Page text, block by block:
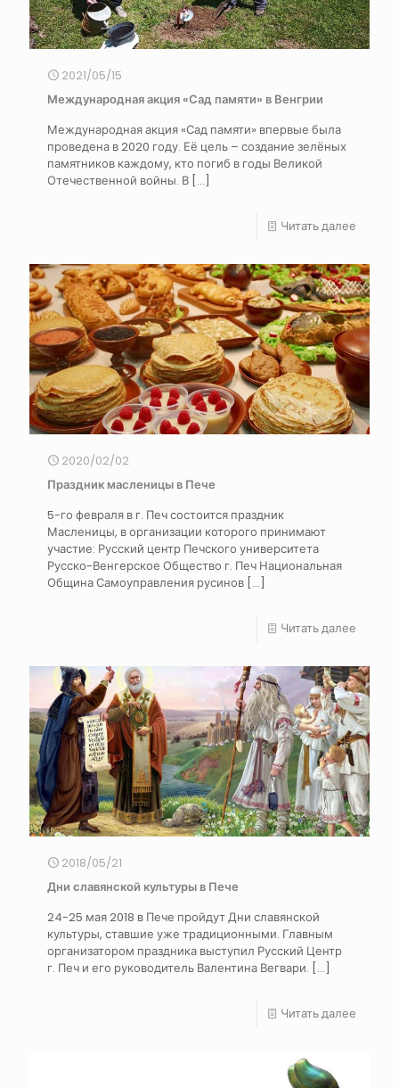
2021/05/15
Международная акция «Сад памяти» в Венгрии
Международная акция «Сад памяти» впервые была
проведена в 2020 году. Её цель – создание зелёных
памятников каждому, кто погиб в годы Великой
Отечественной войны. В […]
Читать далее
2020/02/02
Праздник масленицы в Пече
5-го февраля в г. Печ состоится праздник
Масленицы, в организации которого принимают
участие: Русский центр Печского университета
Русско-Венгерское Общество г. Печ Национальная
Община Самоуправления русинов […]
Читать далее
2018/05/21
Дни славянской культуры в Пече
24-25 мая 2018 в Пече пройдут Дни славянской
культуры, ставшие уже традиционными. Главным
организатором праздника выступил Русский Центр
г. Печ и его руководитель Валентина Вегвари. […]
Читать далее